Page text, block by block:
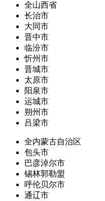
全山西省
长治市
大同市
晋中市
临汾市
忻州市
晋城市
太原市
阳泉市
运城市
朔州市
吕梁市
全内蒙古自治区
包头市
巴彦淖尔市
锡林郭勒盟
呼伦贝尔市
通辽市